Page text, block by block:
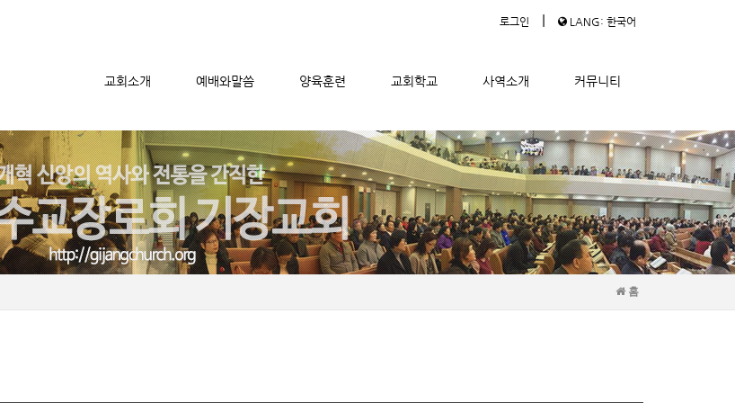
로그인 | LANG: 한국어
교회소개 예배와말씀 양육훈련 교회학교 사역소개 커뮤니티
메뉴 건너뛰기
홈